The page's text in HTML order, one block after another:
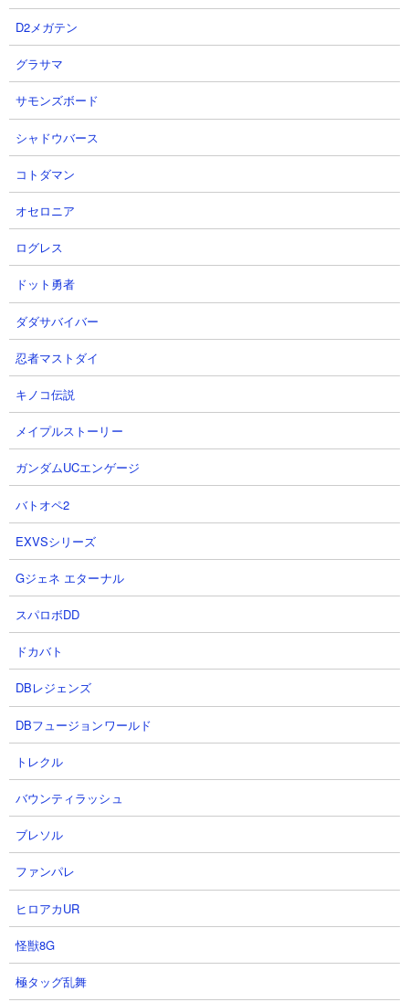
体力： 1,200,000
射程： -500～1,000（範囲攻撃、感知射程は600）
KB： 20回
特殊能力： 3発目のみ100％相手をワープさせる。後方2000の距
離へ。再出現は66秒後。
属性： エイリアンな敵
死霊妖精クオリネム
体力： 1,000,000
攻撃力： 30,000（遠距離範囲攻撃）
射程： 666（450～1,300）
KB： 4回
無限。
属性： ゾンビ属性
D2メガテン
グラサマ
サモンズボード
シャドウバース
コトダマン
オセロニア
ログレス
ドット勇者
ダダサバイバー
忍者マストダイ
キノコ伝説
メイプルストーリー
ガンダムUCエンゲージ
バトオペ2
EXVSシリーズ
Gジェネ エターナル
スパロボDD
ドカバト
DBレジェンズ
DBフュージョンワールド
トレクル
バウンティラッシュ
ブレソル
ファンパレ
ヒロアカUR
怪獣8G
極タッグ乱舞